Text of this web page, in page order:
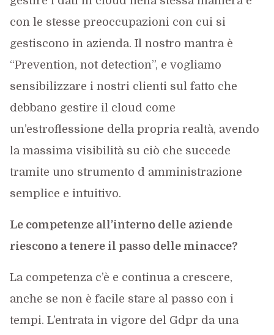
con le stesse preoccupazioni con cui si
gestiscono in azienda. Il nostro mantra è
“Prevention, not detection”, e vogliamo
sensibilizzare i nostri clienti sul fatto che
debbano gestire il cloud come
un’estroflessione della propria realtà, avendo
la massima visibilità su ciò che succede
tramite uno strumento d amministrazione
semplice e intuitivo.
Le competenze all’interno delle aziende
riescono a tenere il passo delle minacce?
La competenza c’è e continua a crescere,
anche se non è facile stare al passo con i
tempi. L’entrata in vigore del Gdpr da una